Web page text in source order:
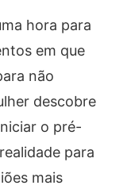
hora para
em que
não
descobre
o pré-
para
mais